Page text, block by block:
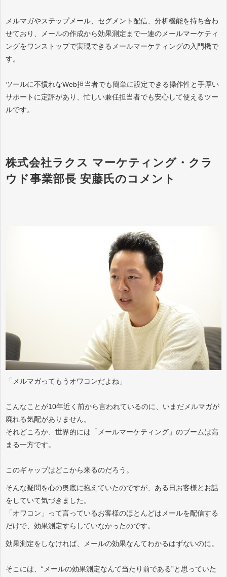
メルマガやステップメール、セグメント配信、分析機能を持ち合わ
せており、メールの作成から効果測定まで一連のメールマーケティ
ングをワンストップで実現できるメールマーケティングの入門機で
す。
ツールに不慣れなWeb担当者でも簡単に設定できる操作性と手厚い
サポートに定評があり、忙しい兼任担当者でも安心して使えるツー
ルです。
株式会社ラクス マーケティング・クラ
ウド事業部長 安藤氏のコメント
「メルマガってもうオワコンだよね」
こんなことが10年近く前から言われているのに、いまだメルマガが
廃れる気配がありません。
それどころか、世界的には「メールマーケティング」のブームは高
まる一方です。
このギャップはどこから来るのだろう。
そんな疑問を心の奥底に抱えていたのですが、ある日お客様とお話
をしていて気づきました。
「オワコン」って言っているお客様のほとんどはメールを配信する
だけで、効果測定すらしていなかったのです。
効果測定をしなければ、メールの効果なんてわかるはずないのに。
そこには、“メールの効果測定なんて当たり前である”と思っていた